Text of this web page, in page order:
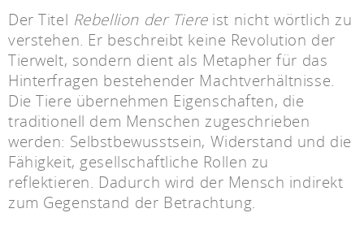
Der Titel Rebellion der Tiereist nicht wörtlich zu
verstehen. Er beschreibt keine Revolution der
Tierwelt, sondern dient als Metapher für das
Hinterfragen bestehender Machtverhältnisse.
Die Tiere übernehmen Eigenschaften, die
traditionell dem Menschen zugeschrieben
werden: Selbstbewusstsein, Widerstand und die
Fähigkeit, gesellschaftliche Rollen zu
reflektieren. Dadurch wird der Mensch indirekt
zum Gegenstand der Betrachtung.